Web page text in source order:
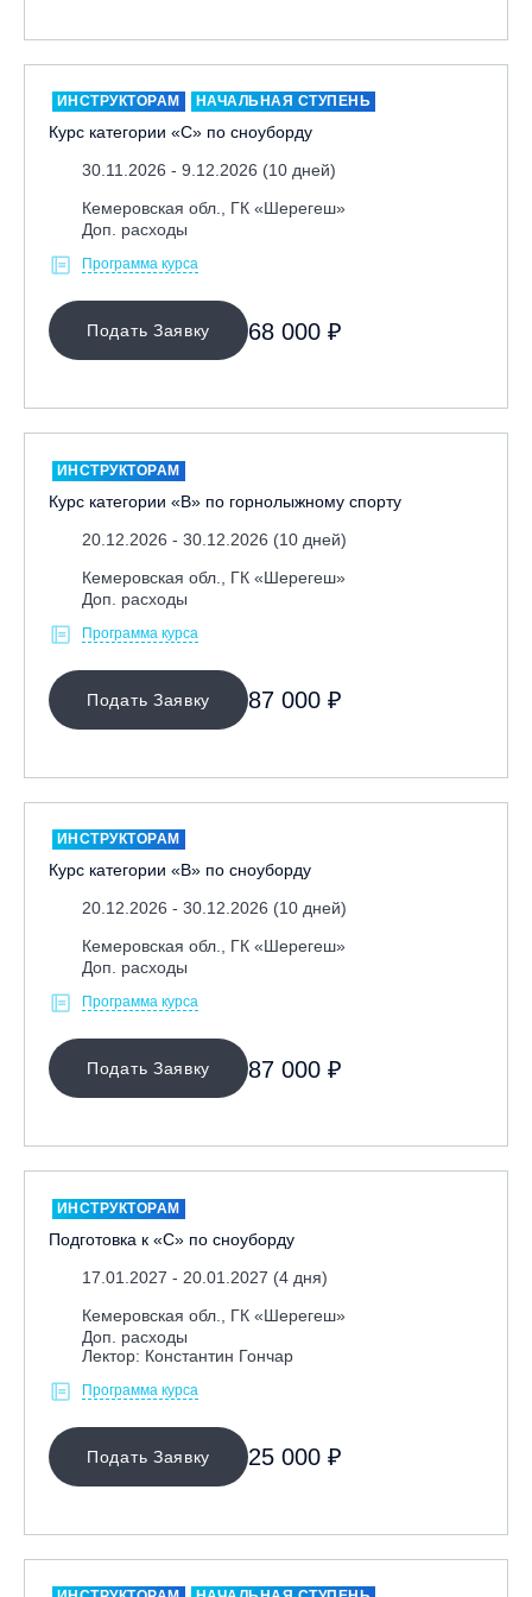
Москва, СК «Кант»
Москва, Скалодром "Атмосфера"
Москва, СЭК «Лата Трэк»
Москва, ул. Олеко Дундича 19/15
Московская обл., ВГК «Лисья Гора»
Московская обл., ГК Леонида Тягачёва
Московская обл., ГЛК «Красная Горка»
Московская обл., п. Чулково, ГК «Гая Северина»
Московская обл., Сергиев Посад, вейк парк Boardberry
Республика Башкортостан, ГЛЦ "Банное"
Республика Башкортостан., с. Новоабзаково, ГЛЦ
Самара, ГЛК «СОК»
Санкт-Петербург, Всесезонный курорт «Игора»
Сочи, ГК «Красная Поляна»
Сочи, ГК «Роза Хутор»
Сочи, ГТЦ «Газпром»
Узбекистан, ГКЛЦ «Amirsoy»
Уфа,СШОР ПО БИАТЛОНУ РБ
Челябинская обл., Миасс, Вейк-клуб «Мастер»
Чусовой, ГК «Такман»
Южно-Сахалинск, СТК «Горный воздух»
Ярославль, СП «Изгиб»
ИНСТРУКТОРАМ НАЧАЛЬНАЯ СТУПЕНЬ
Курс категории «С» по сноуборду
30.11.2026 - 9.12.2026 (10 дней)
Кемеровская обл., ГК «Шерегеш»
Доп. расходы
Программа курса
Подать Заявку 68 000 ₽
ИНСТРУКТОРАМ
Курс категории «В» по горнолыжному спорту
20.12.2026 - 30.12.2026 (10 дней)
Кемеровская обл., ГК «Шерегеш»
Доп. расходы
Программа курса
Подать Заявку 87 000 ₽
ИНСТРУКТОРАМ
Курс категории «В» по сноуборду
20.12.2026 - 30.12.2026 (10 дней)
Кемеровская обл., ГК «Шерегеш»
Доп. расходы
Программа курса
Подать Заявку 87 000 ₽
ИНСТРУКТОРАМ
Подготовка к «С» по сноуборду
17.01.2027 - 20.01.2027 (4 дня)
Кемеровская обл., ГК «Шерегеш»
Доп. расходы
Лектор: Константин Гончар
Программа курса
Подать Заявку 25 000 ₽